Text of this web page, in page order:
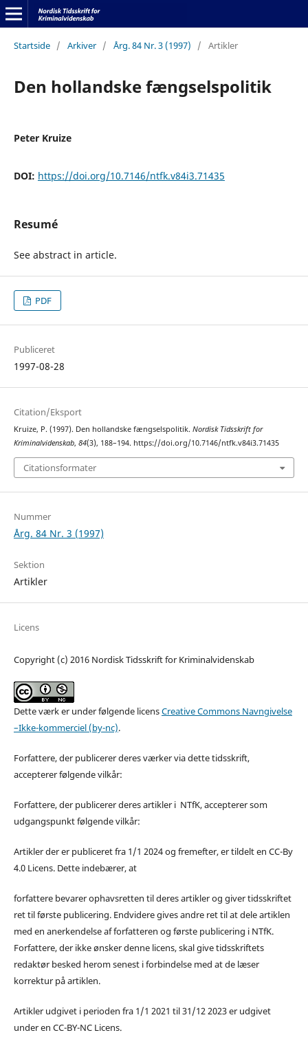
Startside / Arkiver / Årg. 84 Nr. 3 (1997) / Artikler
Den hollandske fængselspolitik
Peter Kruize
DOI: https://doi.org/10.7146/ntfk.v84i3.71435
Resumé
See abstract in article.
PDF
Publiceret
1997-08-28
Citation/Eksport
Kruize, P. (1997). Den hollandske fængselspolitik. Nordisk Tidsskrift for
Kriminalvidenskab, 84(3), 188–194. https://doi.org/10.7146/ntfk.v84i3.71435
Citationsformater
Nummer
Årg. 84 Nr. 3 (1997)
Sektion
Artikler
Licens
Copyright (c) 2016 Nordisk Tidsskrift for Kriminalvidenskab
Dette værk er under følgende licensCreative Commons Navngivelse
–Ikke-kommerciel (by-nc).
Forfattere, der publicerer deres værker via dette tidsskrift,
accepterer følgende vilkår:
Forfattere, der publicerer deres artikler i NTfK, accepterer som
udgangspunkt følgende vilkår:
Artikler der er publiceret fra 1/1 2024 og fremefter, er tildelt en CC-By
4.0 Licens. Dette indebærer, at
forfattere bevarer ophavsretten til deres artikler og giver tidsskriftet
ret til første publicering. Endvidere gives andre ret til at dele artiklen
med en anerkendelse af forfatteren og første publicering i NTfK.
Forfattere, der ikke ønsker denne licens, skal give tidsskriftets
redaktør besked herom senest i forbindelse med at de læser
korrektur på artiklen.
Artikler udgivet i perioden fra 1/1 2021 til 31/12 2023 er udgivet
under en CC-BY-NC Licens.